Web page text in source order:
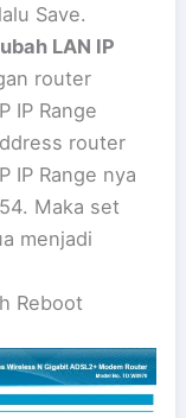
Save.
ubah LAN IP
router
IP Range
router
IP Range nya
Maka set
menjadi
Reboot